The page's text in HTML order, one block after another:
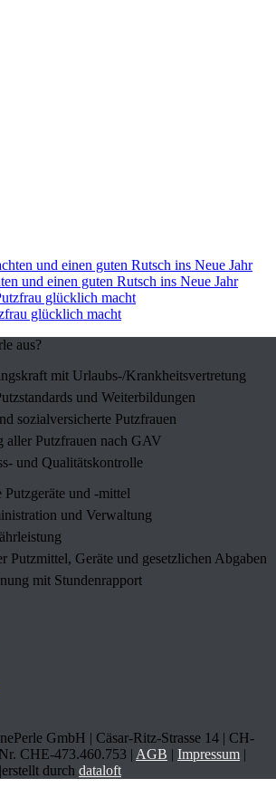
und einen guten Rutsch ins Neue Jahr
glücklich macht
aus?
mit Urlaubs-/Krankheitsvertretung
und Weiterbildungen
sozialversicherte Putzfrauen
aller Putzfrauen nach GAV
und Qualitätskontrolle
Putzgeräte und -mittel
und Verwaltung
Putzmittel, Geräte und gesetzlichen Abgaben
mit Stundenrapport
GmbH | Cäsar-Ritz-Strasse 14 | CH-
CHE-473.460.753 | AGB | Impressum |
|erstellt durch dataloft